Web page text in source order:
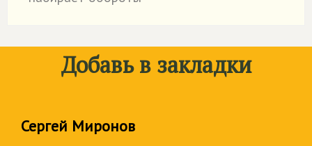
Добавь в закладки
Сергей Миронов